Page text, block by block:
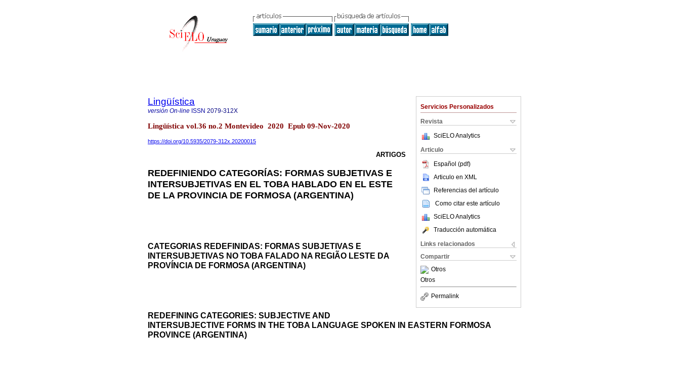
Servicios Personalizados
Revista
SciELO Analytics
Articulo
Español (pdf)
Articulo en XML
Referencias del artículo
Como citar este artículo
SciELO Analytics
Traducción automática
Links relacionados
Compartir
Otros
Otros
Permalink
Lingüística
versión On-line ISSN 2079-312X
Lingüística vol.36 no.2 Montevideo 2020 Epub 09-Nov-2020
https://doi.org/10.5935/2079-312x.20200015
ARTIGOS
REDEFINIENDO CATEGORÍAS: FORMAS SUBJETIVAS E
INTERSUBJETIVAS EN EL TOBA HABLADO EN EL ESTE
DE LA PROVINCIA DE FORMOSA (ARGENTINA)
CATEGORIAS REDEFINIDAS: FORMAS SUBJETIVAS E
INTERSUBJETIVAS NO TOBA FALADO NA REGIÃO LESTE DA
PROVÍNCIA DE FORMOSA (ARGENTINA)
REDEFINING CATEGORIES: SUBJECTIVE AND
INTERSUBJECTIVE FORMS IN THE TOBA LANGUAGE SPOKEN IN EASTERN FORMOSA
PROVINCE (ARGENTINA)